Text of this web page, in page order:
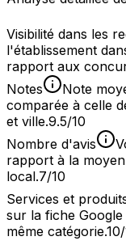
Visibilité dans les
l'établissement
rapport aux
Notes
Note
comparée à celle
et ville.9.5/10
Nombre d'avis
rapport à la
local.7/10
Services et
sur la fiche
même catégorie.